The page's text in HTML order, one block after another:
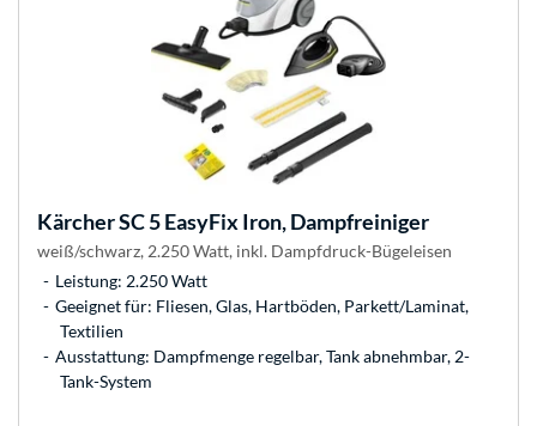
KärcherSC 5 EasyFix Iron, Dampfreiniger
weiß/schwarz, 2.250 Watt, inkl. Dampfdruck-Bügeleisen
Leistung: 2.250 Watt
Geeignet für: Fliesen, Glas, Hartböden, Parkett/Laminat,
Textilien
Ausstattung: Dampfmenge regelbar, Tank abnehmbar, 2-
Tank-System